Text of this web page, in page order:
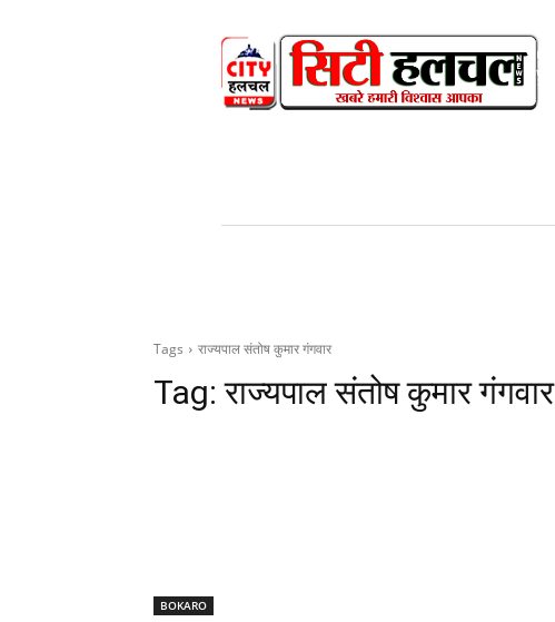
Tags राज्यपाल संतोष कुमार गंगवार
Tag:राज्यपाल संतोष कुमार गंगवार
BOKARO